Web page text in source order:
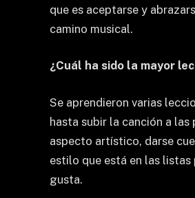
que es aceptarse y
camino musical.
¿Cuál ha sido la mayor
Se aprendieron varias
hasta subir la canción a
aspecto artístico, darse
estilo que está en las
gusta.